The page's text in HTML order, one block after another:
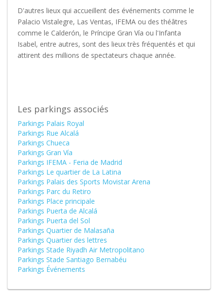
D'autres lieux qui accueillent des événements comme le
Palacio Vistalegre, Las Ventas, IFEMA ou des théâtres
comme le Calderón, le Príncipe Gran Vía ou l'Infanta
Isabel, entre autres, sont des lieux très fréquentés et qui
attirent des millions de spectateurs chaque année.
Les parkings associés
Parkings Palais Royal
Parkings Rue Alcalá
Parkings Chueca
Parkings Gran Vía
Parkings IFEMA - Feria de Madrid
Parkings Le quartier de La Latina
Parkings Palais des Sports Movistar Arena
Parkings Parc du Retiro
Parkings Place principale
Parkings Puerta de Alcalá
Parkings Puerta del Sol
Parkings Quartier de Malasaña
Parkings Quartier des lettres
Parkings Stade Riyadh Air Metropolitano
Parkings Stade Santiago Bernabéu
Parkings Événements